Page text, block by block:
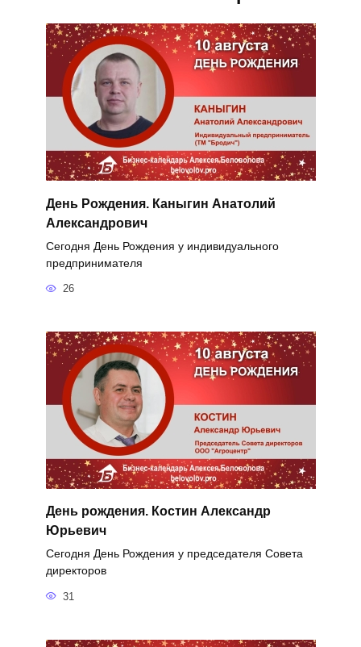
День Рождения. Каныгин Анатолий
Александрович
Сегодня День Рождения у индивидуального
предпринимателя
26
День рождения. Костин Александр
Юрьевич
Сегодня День Рождения у председателя Совета
директоров
31